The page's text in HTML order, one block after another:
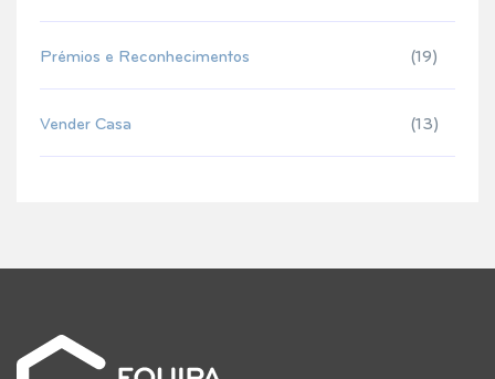
Prémios e Reconhecimentos (19)
Vender Casa (13)